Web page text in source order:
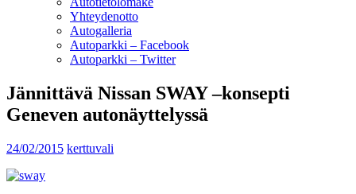
Yhteydenotto
Autogalleria
Autoparkki – Facebook
Autoparkki – Twitter
Jännittävä Nissan SWAY –konsepti
Geneven autonäyttelyssä
24/02/2015 kerttuvali